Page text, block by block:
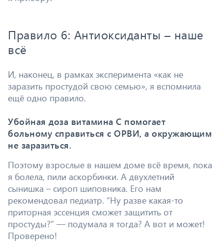
Правило 6: Антиоксиданты – наше
всё
И, наконец, в рамках эксперимента «как не
заразить простудой свою семью», я вспомнила
ещё одно правило.
Убойная доза витамина С помогает
больному справиться с ОРВИ, а окружающим
не заразиться.
Поэтому взрослые в нашем доме всё время, пока
я болела, пили аскорбинки. А двухлетний
сынишка – сироп шиповника. Его нам
рекомендовал педиатр. “Ну разве какая-то
приторная эссенция сможет защитить от
простуды?” — подумала я тогда? А вот и может!
Проверено!